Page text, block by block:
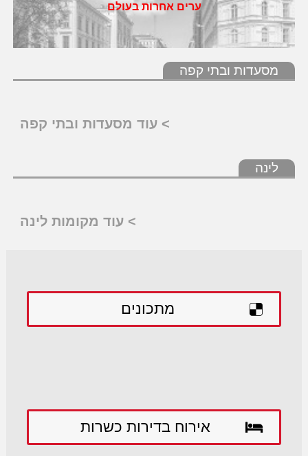
ערים אחרות בעולם
מסעדות ובתי קפה
> עוד מסעדות ובתי קפה
לינה
> עוד מקומות לינה
מתכונים
אירוח בדירות כשרות